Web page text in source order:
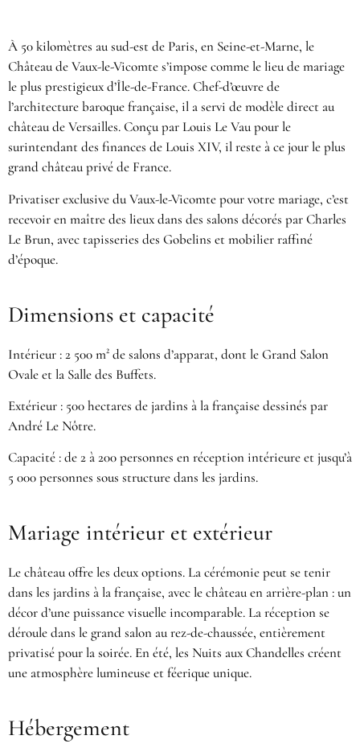
À 50 kilomètres au sud-est de Paris, en Seine-et-Marne, le
Château de Vaux-le-Vicomte s’impose comme le lieu de mariage
le plus prestigieux d’Île-de-France. Chef-d’œuvre de
l’architecture baroque française, il a servi de modèle direct au
château de Versailles. Conçu par Louis Le Vau pour le
surintendant des finances de Louis XIV, il reste à ce jour le plus
grand château privé de France.
Privatiser exclusive du Vaux-le-Vicomte pour votre mariage, c’est
recevoir en maître des lieux dans des salons décorés par Charles
Le Brun, avec tapisseries des Gobelins et mobilier raffiné
d’époque.
Dimensions et capacité
Intérieur : 2 500 m² de salons d’apparat, dont le Grand Salon
Ovale et la Salle des Buffets.
Extérieur : 500 hectares de jardins à la française dessinés par
André Le Nôtre.
Capacité : de 2 à 200 personnes en réception intérieure et jusqu’à
5 000 personnes sous structure dans les jardins.
Mariage intérieur et extérieur
Le château offre les deux options. La cérémonie peut se tenir
dans les jardins à la française, avec le château en arrière-plan : un
décor d’une puissance visuelle incomparable. La réception se
déroule dans le grand salon au rez-de-chaussée, entièrement
privatisé pour la soirée. En été, les Nuits aux Chandelles créent
une atmosphère lumineuse et féerique unique.
Hébergement